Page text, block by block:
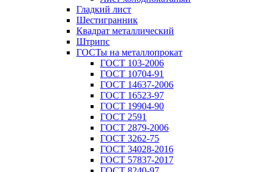
Гладкий лист
Шестигранник
Квадрат металлический
Штрипс
ГОСТы на металлопрокат
ГОСТ 103-2006
ГОСТ 10704-91
ГОСТ 14637-2006
ГОСТ 16523-97
ГОСТ 19904-90
ГОСТ 2591
ГОСТ 2879-2006
ГОСТ 3262-75
ГОСТ 34028-2016
ГОСТ 57837-2017